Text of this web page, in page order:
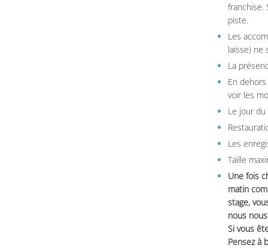
franchise.
piste.
Les
laisse) ne
La
En
voir les
Le jour
Les
Taille
Une fois
matin
stage,
nous
Si vous
Pensez à